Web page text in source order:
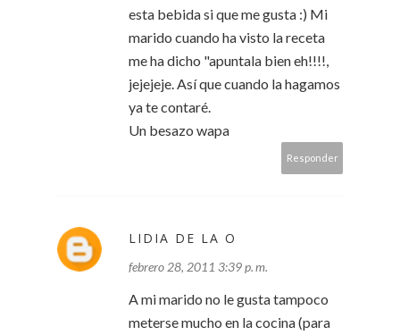
esta bebida si que me gusta :) Mi
marido cuando ha visto la receta
me ha dicho "apuntala bien eh!!!!,
jejejeje. Así que cuando la hagamos
ya te contaré.
Un besazo wapa
Responder
LIDIA DE LA O
febrero 28, 2011 3:39 p. m.
A mi marido no le gusta tampoco
meterse mucho en la cocina (para